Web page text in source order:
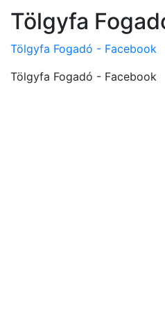
Tölgyfa
Tölgyfa Fogadó - Facebook
Tölgyfa Fogadó - Facebook